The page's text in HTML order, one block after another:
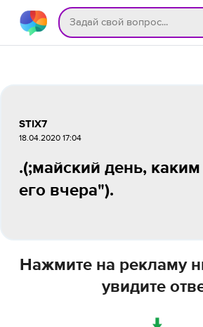
STIX7
18.04.2020 17:04
.(;майский день,
его вчера").
Нажмите на рекламу
увидите
↓